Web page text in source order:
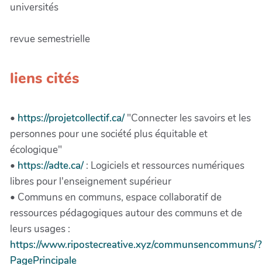
universités
revue semestrielle
liens cités
• https://projetcollectif.ca/"Connecter les savoirs et les
personnes pour une société plus équitable et
écologique"
• https://adte.ca/: Logiciels et ressources numériques
libres pour l'enseignement supérieur
• Communs en communs, espace collaboratif de
ressources pédagogiques autour des communs et de
leurs usages :
https://www.ripostecreative.xyz/communsencommuns/?
PagePrincipale